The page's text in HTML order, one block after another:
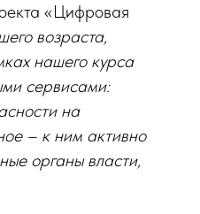
«Цифровая
возраста,
нашего курса
сервисами:
на
– к ним активно
органы власти,